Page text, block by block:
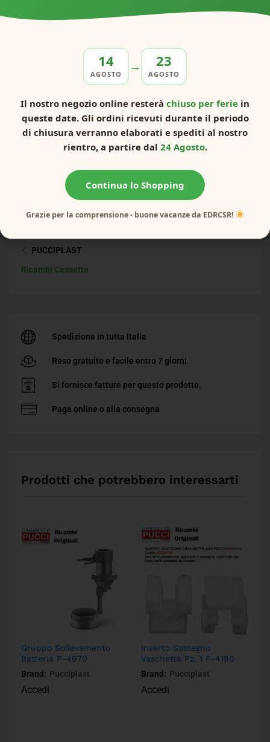
Catálogo Bricosat
CATEGORIE
PUCCIPLAST
Ricambi Cassetta
Spedizione in tutta Italia
Reso gratuito e facile entro 7 giorni
Si fornisce fatture per questo prodotto.
Paga online o alla consegna
Prodotti che potrebbero interessarti
Gruppo Sollevamento
Batteria P-4970
Brand: Pucciplast
Accedi
Inserto Sostegno
Vaschetta Pz. 1 P-4180
Brand: Pucciplast
Accedi
14
AGOSTO → 23
AGOSTO
Il nostro negozio online resterà chiuso per ferie in
queste date. Gli ordini ricevuti durante il periodo
di chiusura verranno elaborati e spediti al nostro
rientro, a partire dal 24 Agosto.
Continua lo Shopping
Grazie per la comprensione - buone vacanze da EDRCSR!